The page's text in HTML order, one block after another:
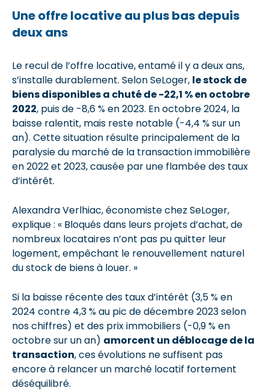
Une offre locative au plus bas depuis
deux ans
Le recul de l’offre locative, entamé il y a deux ans,
s’installe durablement. Selon SeLoger, le stock de
biens disponibles a chuté de -22,1 % en octobre
2022, puis de -8,6 % en 2023. En octobre 2024, la
baisse ralentit, mais reste notable (-4,4 % sur un
an). Cette situation résulte principalement de la
paralysie du marché de la transaction immobilière
en 2022 et 2023, causée par une flambée des taux
d’intérêt.
Alexandra Verlhiac, économiste chez SeLoger,
explique : « Bloqués dans leurs projets d’achat, de
nombreux locataires n’ont pas pu quitter leur
logement, empêchant le renouvellement naturel
du stock de biens à louer. »
Si la baisse récente des taux d’intérêt (3,5 % en
2024 contre 4,3 % au pic de décembre 2023 selon
nos chiffres) et des prix immobiliers (-0,9 % en
octobre sur un an) amorcent un déblocage de la
transaction, ces évolutions ne suffisent pas
encore à relancer un marché locatif fortement
déséquilibré.